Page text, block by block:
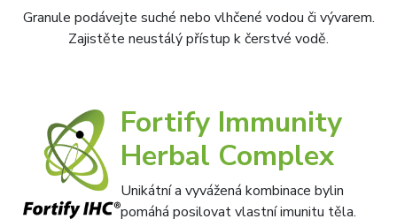
Granule podávejte suché nebo vlhčené vodou či vývarem.
Zajistěte neustálý přístup k čerstvé vodě.
Fortify Immunity
Herbal Complex
Unikátní a vyvážená kombinace bylin
pomáhá posilovat vlastní imunitu těla.